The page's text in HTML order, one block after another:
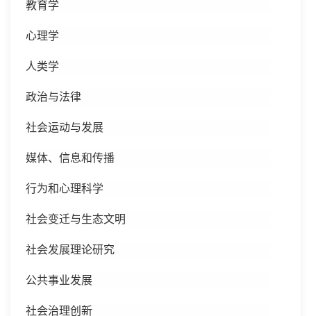
教育学
心理学
人类学
政治与法律
社会运动与发展
媒体、信息和传播
行为和心理科学
社会变迁与生态文明
社会发展理论研究
公共事业发展
社会治理创新